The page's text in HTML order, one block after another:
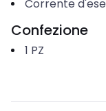
Corrente
Confezione
1 PZ